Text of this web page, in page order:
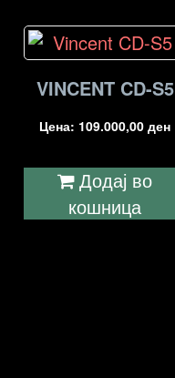
VINCENT CD-S5
Цена: 109.000,00ден
Додај во
кошница